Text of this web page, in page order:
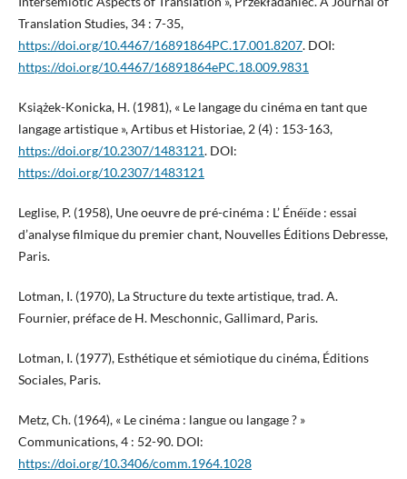
Translation Studies, 34 : 7-35,
https://doi.org/10.4467/16891864PC.17.001.8207. DOI:
https://doi.org/10.4467/16891864ePC.18.009.9831
Książek-Konicka, H. (1981), « Le langage du cinéma en tant que
langage artistique », Artibus et Historiae, 2 (4) : 153-163,
https://doi.org/10.2307/1483121. DOI:
https://doi.org/10.2307/1483121
Leglise, P. (1958), Une oeuvre de pré-cinéma : L’ Énéïde : essai
d’analyse filmique du premier chant, Nouvelles Éditions Debresse,
Paris.
Lotman, I. (1970), La Structure du texte artistique, trad. A.
Fournier, préface de H. Meschonnic, Gallimard, Paris.
Lotman, I. (1977), Esthétique et sémiotique du cinéma, Éditions
Sociales, Paris.
Metz, Ch. (1964), « Le cinéma : langue ou langage ? »
Communications, 4 : 52-90. DOI:
https://doi.org/10.3406/comm.1964.1028